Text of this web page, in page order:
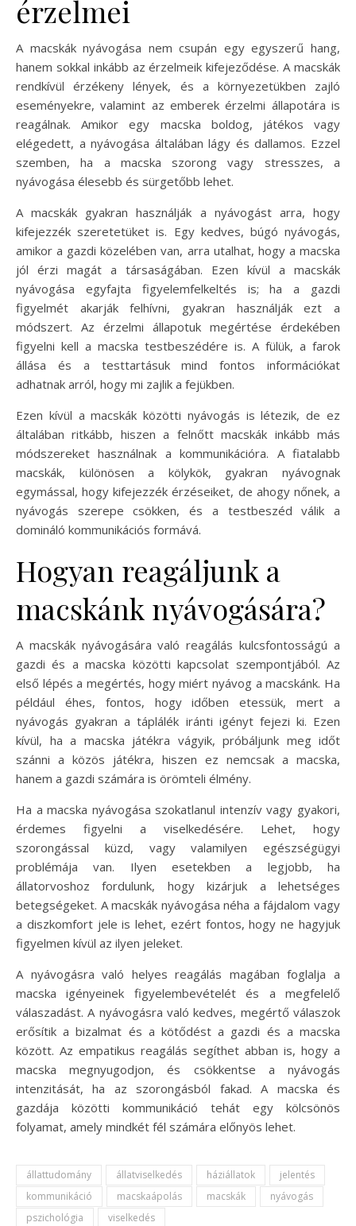
érzelmei
A macskák nyávogása nem csupán egy egyszerű hang,
hanem sokkal inkább az érzelmeik kifejeződése. A macskák
rendkívül érzékeny lények, és a környezetükben zajló
eseményekre, valamint az emberek érzelmi állapotára is
reagálnak. Amikor egy macska boldog, játékos vagy
elégedett, a nyávogása általában lágy és dallamos. Ezzel
szemben, ha a macska szorong vagy stresszes, a
nyávogása élesebb és sürgetőbb lehet.
A macskák gyakran használják a nyávogást arra, hogy
kifejezzék szeretetüket is. Egy kedves, búgó nyávogás,
amikor a gazdi közelében van, arra utalhat, hogy a macska
jól érzi magát a társaságában. Ezen kívül a macskák
nyávogása egyfajta figyelemfelkeltés is; ha a gazdi
figyelmét akarják felhívni, gyakran használják ezt a
módszert. Az érzelmi állapotuk megértése érdekében
figyelni kell a macska testbeszédére is. A fülük, a farok
állása és a testtartásuk mind fontos információkat
adhatnak arról, hogy mi zajlik a fejükben.
Ezen kívül a macskák közötti nyávogás is létezik, de ez
általában ritkább, hiszen a felnőtt macskák inkább más
módszereket használnak a kommunikációra. A fiatalabb
macskák, különösen a kölykök, gyakran nyávognak
egymással, hogy kifejezzék érzéseiket, de ahogy nőnek, a
nyávogás szerepe csökken, és a testbeszéd válik a
domináló kommunikációs formává.
Hogyan reagáljunk a
macskánk nyávogására?
A macskák nyávogására való reagálás kulcsfontosságú a
gazdi és a macska közötti kapcsolat szempontjából. Az
első lépés a megértés, hogy miért nyávog a macskánk. Ha
például éhes, fontos, hogy időben etessük, mert a
nyávogás gyakran a táplálék iránti igényt fejezi ki. Ezen
kívül, ha a macska játékra vágyik, próbáljunk meg időt
szánni a közös játékra, hiszen ez nemcsak a macska,
hanem a gazdi számára is örömteli élmény.
Ha a macska nyávogása szokatlanul intenzív vagy gyakori,
érdemes figyelni a viselkedésére. Lehet, hogy
szorongással küzd, vagy valamilyen egészségügyi
problémája van. Ilyen esetekben a legjobb, ha
állatorvoshoz fordulunk, hogy kizárjuk a lehetséges
betegségeket. A macskák nyávogása néha a fájdalom vagy
a diszkomfort jele is lehet, ezért fontos, hogy ne hagyjuk
figyelmen kívül az ilyen jeleket.
A nyávogásra való helyes reagálás magában foglalja a
macska igényeinek figyelembevételét és a megfelelő
válaszadást. A nyávogásra való kedves, megértő válaszok
erősítik a bizalmat és a kötődést a gazdi és a macska
között. Az empatikus reagálás segíthet abban is, hogy a
macska megnyugodjon, és csökkentse a nyávogás
intenzitását, ha az szorongásból fakad. A macska és
gazdája közötti kommunikáció tehát egy kölcsönös
folyamat, amely mindkét fél számára előnyös lehet.
állattudomány állatviselkedés háziállatok
jelentés
kommunikáció
macskaápolás macskák
nyávogás
pszichológia
viselkedés